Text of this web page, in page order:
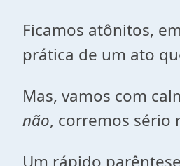
Ficamos atônitos,
prática de um ato
Mas, vamos com
não, corremos sério
Um rápido